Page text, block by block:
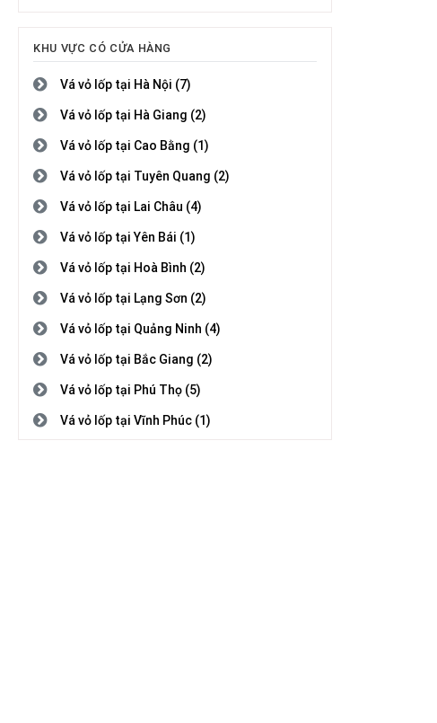
KHU VỰC CÓ CỬA HÀNG
Vá vỏ lốp tại Hà Nội (7)
Vá vỏ lốp tại Hà Giang (2)
Vá vỏ lốp tại Cao Bằng (1)
Vá vỏ lốp tại Tuyên Quang (2)
Vá vỏ lốp tại Lai Châu (4)
Vá vỏ lốp tại Yên Bái (1)
Vá vỏ lốp tại Hoà Bình (2)
Vá vỏ lốp tại Lạng Sơn (2)
Vá vỏ lốp tại Quảng Ninh (4)
Vá vỏ lốp tại Bắc Giang (2)
Vá vỏ lốp tại Phú Thọ (5)
Vá vỏ lốp tại Vĩnh Phúc (1)